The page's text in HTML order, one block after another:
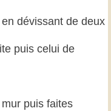
dévissant de deux
puis celui de
puis faites